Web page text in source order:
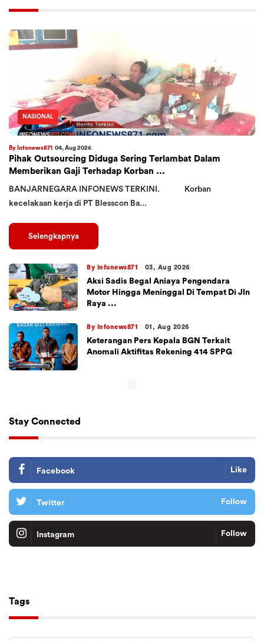
NASIONAL
By Infonews871 04, Aug 2026
Pihak Outsourcing Diduga Sering Terlambat Dalam
Memberikan Gaji Terhadap Korban ...
BANJARNEGARA INFONEWS TERKINI. Korban
kecelakaan kerja di PT Blesscon Ba...
Selengkapnya
By Infonews871 03, Aug 2026
Aksi Sadis Begal Aniaya Pengendara
Motor Hingga Meninggal Di Tempat Di Jln
Raya ...
By Infonews871 01, Aug 2026
Keterangan Pers Kepala BGN Terkait
Anomali Aktifitas Rekening 414 SPPG
Stay Connected
Facebook Like
Twitter Follow
Instagram Follow
Tags